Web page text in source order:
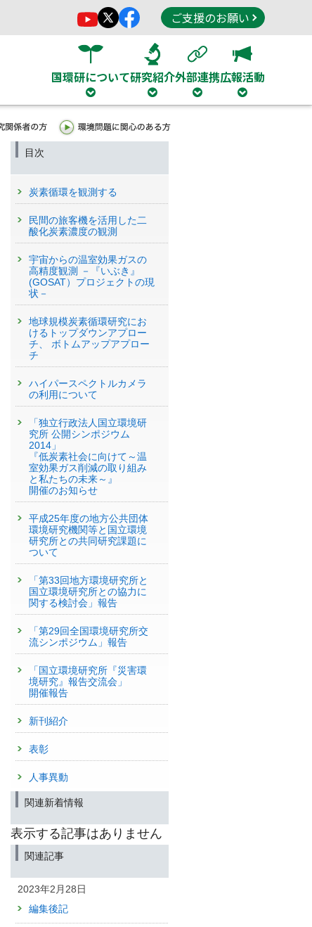
ご支援のお願い
国環研について研究紹介外部連携広報活動
目次
炭素循環を観測する
民間の旅客機を活用した二
酸化炭素濃度の観測
宇宙からの温室効果ガスの
高精度観測 －『いぶき』
(GOSAT）プロジェクトの現
状－
地球規模炭素循環研究にお
けるトップダウンアプロー
チ、 ボトムアップアプロー
チ
ハイパースペクトルカメラ
の利用について
「独立行政法人国立環境研
究所 公開シンポジウム
2014」
『低炭素社会に向けて～温
室効果ガス削減の取り組み
と私たちの未来～』
開催のお知らせ
平成25年度の地方公共団体
環境研究機関等と国立環境
研究所との共同研究課題に
ついて
「第33回地方環境研究所と
国立環境研究所との協力に
関する検討会」報告
「第29回全国環境研究所交
流シンポジウム」報告
「国立環境研究所『災害環
境研究』報告交流会」
開催報告
新刊紹介
表彰
人事異動
関連新着情報
表示する記事はありません
関連記事
2023年2月28日
編集後記